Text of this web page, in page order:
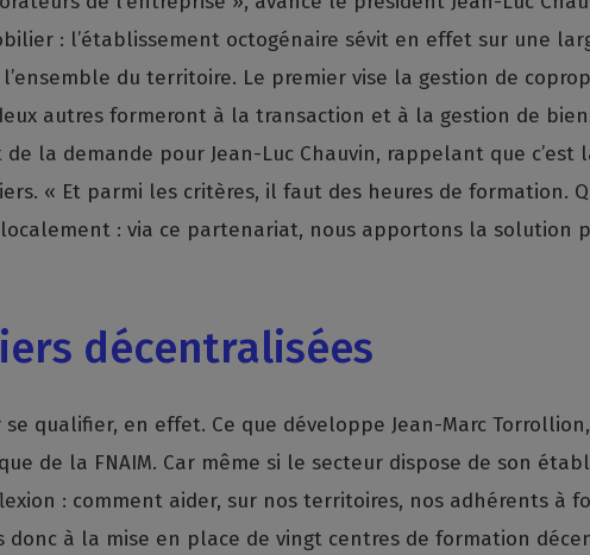
: l’établissement octogénaire sévit en effet sur une
du territoire. Le premier vise la gestion de
autres formeront à la transaction et à la gestion de
la demande pour Jean-Luc Chauvin, rappelant que c’est
« Et parmi les critères, il faut des heures de formation.
: via ce partenariat, nous apportons la solution
décentralisées
qualifier, en effet. Ce que développe Jean-Marc
de la FNAIM. Car même si le secteur dispose de son
: comment aider, sur nos territoires, nos adhérents à
donc à la mise en place de vingt centres de formation